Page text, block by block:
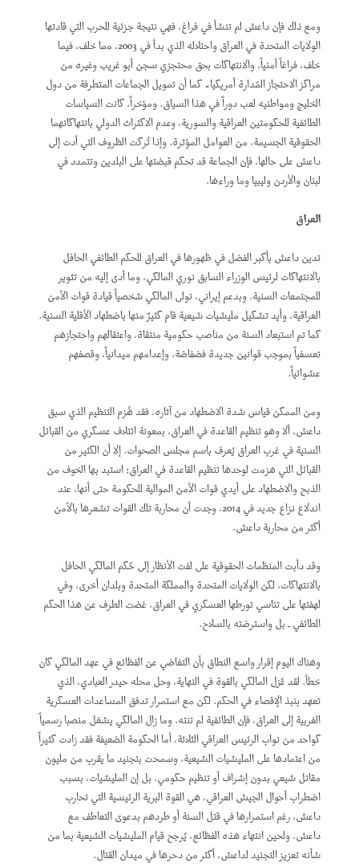
ومع ذلك فإن داعش لم تنشأ في فراغ، فهي نتيجة جزئية للحرب التي قادتها
الولايات المتحدة في العراق واحتلاله الذي بدأ في 2003، مما خلف، فيما
خلف، فراغاً أمنياً، والانتهاكات بحق محتجزي سجن أبو غريب وغيره من
مراكز الاحتجاز المُدارة أمريكيا ً. كما أن تمويل الجماعات المتطرفة من دول
الخليج ومواطنيه لعب دوراً في هذا السياق. ومؤخراً، كانت السياسات
الطائفية للحكومتين العراقية والسورية، وعدم الاكتراث الدولي بانتهاكاتهما
الحقوقية الجسيمة، من العوامل المؤثرة. وإذا تُركت الظروف التي أدت إلى
داعش على حالها، فإن الجماعة قد تحكم قبضتها على البلدين وتتمدد في
لبنان والأردن وليبيا وما وراءها.
العراق
تدين داعش بأكبر الفضل في ظهورها في العراق للحكم الطائفي الحافل
بالانتهاكات لرئيس الوزراء السابق نوري المالكي، وما أدى إليه من تثوير
للمجتمعات السنية. وبدعم إيراني، تولى المالكي شخصياً قيادة قوات الأمن
العراقية، وأيد تشكيل مليشيات شيعية قام كثيرٌ منها باضطهاد الأقلية السنية.
كما تم استبعاد السنة من مناصب حكومية منتقاة، واعتقالهم واحتجازهم
تعسفياً بموجب قوانين جديدة فضفاضة، وإعدامهم ميدانياً، وقصفهم
عشوائياً.
ومن الممكن قياس شدة الاضطهاد من آثاره، فقد هُزم التنظيم الذي سبق
داعش، ألا وهو تنظيم القاعدة في العراق، بمعونة ائتلاف عسكري من القبائل
السنية في غرب العراق يُعرف باسم مجلس الصحوات. إلا أن الكثير من
القبائل التي هزمت لوحدها تنظيم القاعدة في العراق؛ استبد بها الخوف من
الذبح والاضطهاد على أيدي قوات الأمن الموالية للحكومة حتى أنها، عند
اندلاع نزاع جديد في 2014، وجدت أن محاربة تلك القوات تشعرها بالأمن
أكثر من محاربة داعش.
وقد دأبت المنظمات الحقوقية على لفت الأنظار إلى حُكم المالكي الحافل
بالانتهاكات، لكن الولايات المتحدة والمملكة المتحدة وبلدان أخرى، وفي
لهفتها على تناسي تورطها العسكري في العراق، غضت الطرف عن هذا الحكم
الطائفي ـ بل واسترضته بالسلاح.
وهناك اليوم إقرار واسع النطاق بأن التغاضي عن الفظائع في عهد المالكي كان
خطأ. لقد عُزل المالكي بالقوة في النهاية، وحل محله حيدر العبادي، الذي
تعهد بنبذ الإقصاء في الحكم. لكن مع استمرار تدفق المساعدات العسكرية
الغربية إلى العراق، فإن الطائفية لم تنته. وما زال المالكي يشغل منصبا رسمياً
كواحد من نواب الرئيس العراقي الثلاثة، أما الحكومة الضعيفة فقد زادت كثيراً
من اعتمادها على المليشيات الشيعية، وسمحت بتجنيد ما يقرب من مليون
مقاتل شيعي بدون إشراف أو تنظيم حكومي. بل إن المليشيات، بسبب
اضطراب أحوال الجيش العراقي، هي القوة البرية الرئيسية التي تحارب
داعش، رغم استمرارها في قتل السنة أو طردهم بدعوى التعاطف مع
داعش. ولحين انتهاء هذه الفظائع، يُرجح قيام المليشيات الشيعية بما من
شأنه تعزيز التجنيد لداعش، أكثر من دحرها في ميدان القتال.